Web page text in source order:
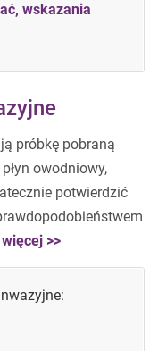
wskazania
próbkę pobraną
owodniowy,
potwierdzić
>>